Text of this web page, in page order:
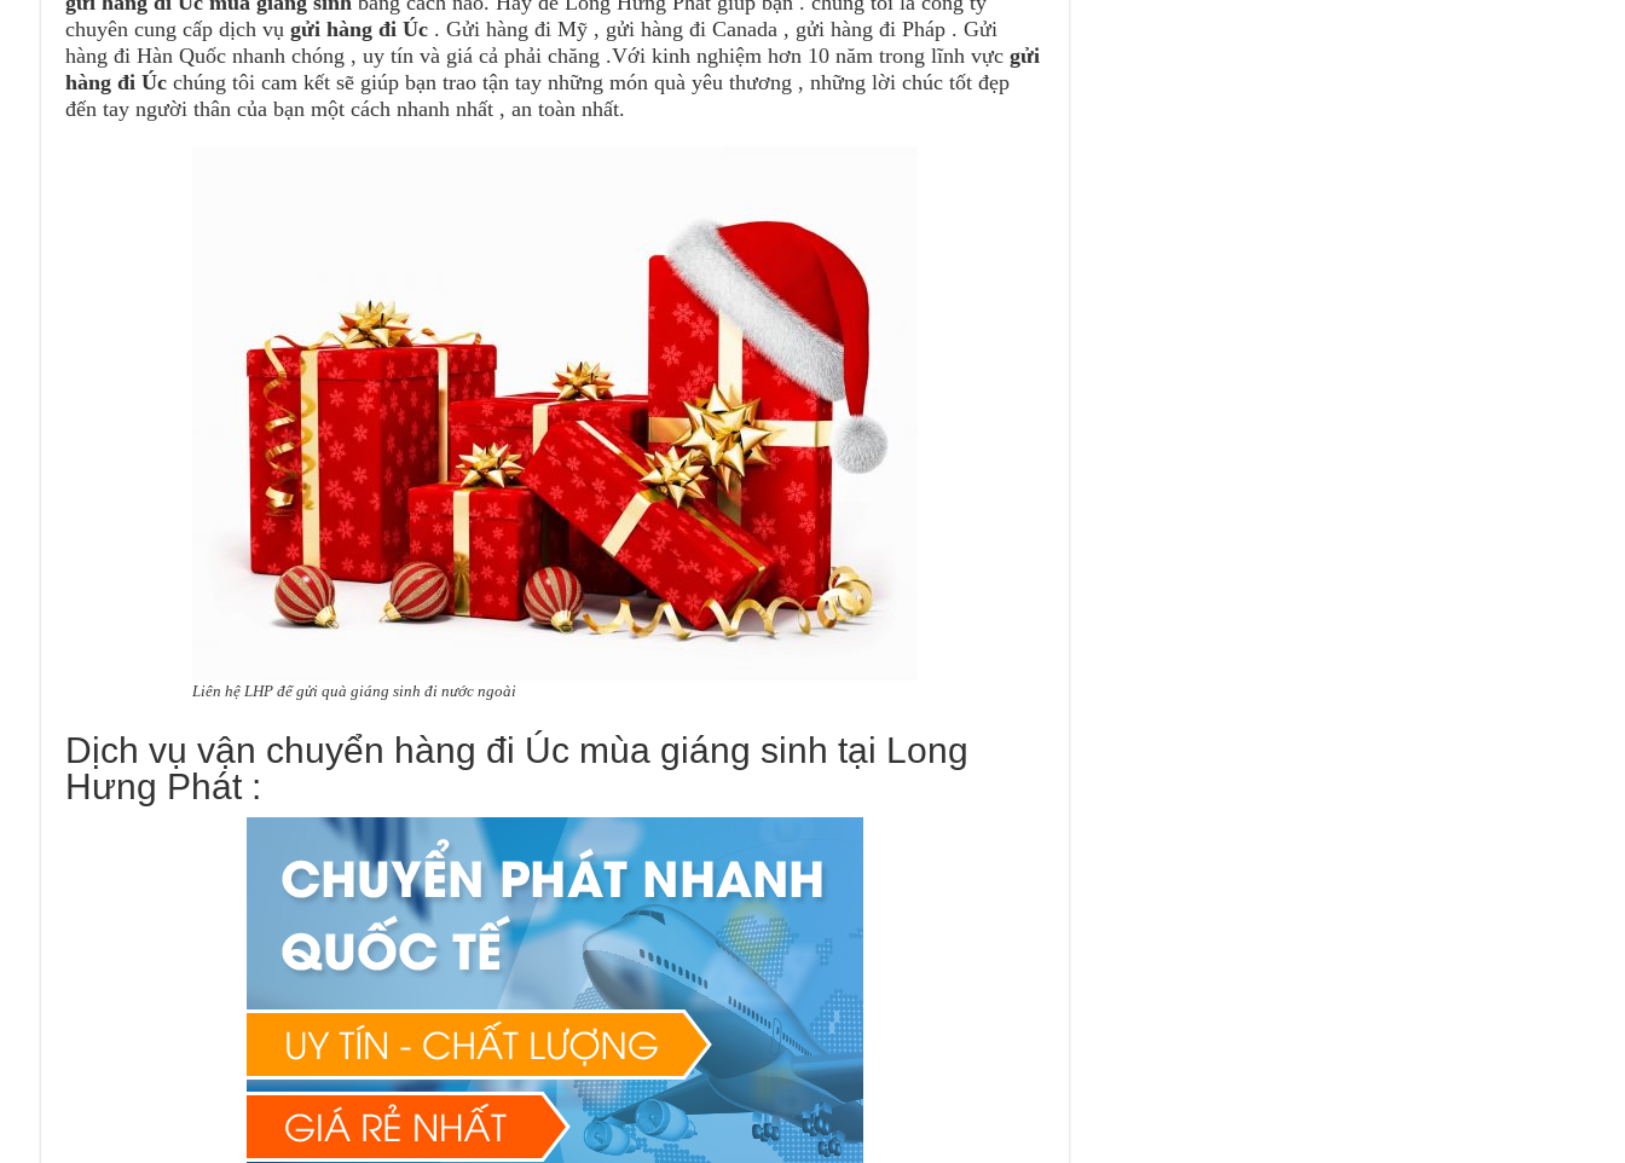
chuyên cung cấp dịch vụ gửi hàng đi Úc . Gửi hàng đi Mỹ , gửi hàng đi Canada , gửi hàng đi Pháp . Gửi
hàng đi Hàn Quốc nhanh chóng , uy tín và giá cả phải chăng .Với kinh nghiệm hơn 10 năm trong lĩnh vực gửi
hàng đi Úc chúng tôi cam kết sẽ giúp bạn trao tận tay những món quà yêu thương , những lời chúc tốt đẹp
đến tay người thân của bạn một cách nhanh nhất , an toàn nhất.
Liên hệ LHP để gửi quà giáng sinh đi nước ngoài
Dịch vụ vận chuyển hàng đi Úc mùa giáng sinh tại Long
Hưng Phát :